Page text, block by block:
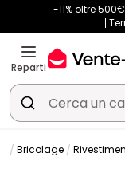
-11% oltre
Reparti
Bricolage